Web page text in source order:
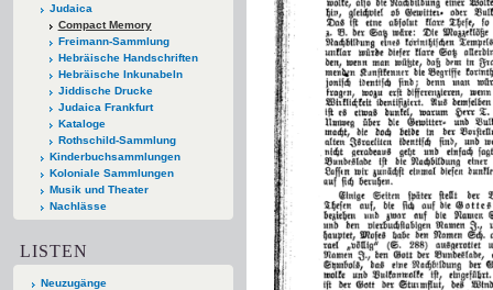
Judaica
Compact Memory
Freimann-Sammlung
Hebräische Handschriften
Hebräische Inkunabeln
Jiddische Drucke
Judaica Frankfurt
Kataloge
Rothschild-Sammlung
Kinderbuchsammlungen
Koloniale Sammlungen
Musik und Theater
Nachlässe
LISTEN
Neuzugänge